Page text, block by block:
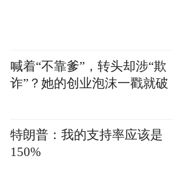
喊着“不靠爹”，转头却涉“欺
诈”？她的创业泡沫一戳就破
特朗普：我的支持率应该是
150%